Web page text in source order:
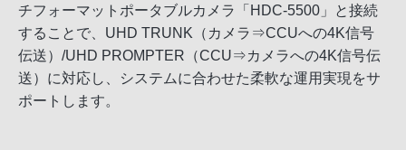
チフォーマットポータブルカメラ「HDC-5500」と接続
することで、UHD TRUNK（カメラ⇒CCUへの4K信号
伝送）/UHD PROMPTER（CCU⇒カメラへの4K信号伝
送）に対応し、システムに合わせた柔軟な運用実現をサ
ポートします。